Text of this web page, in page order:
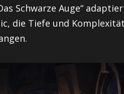
Schwarze Auge“
die Tiefe und